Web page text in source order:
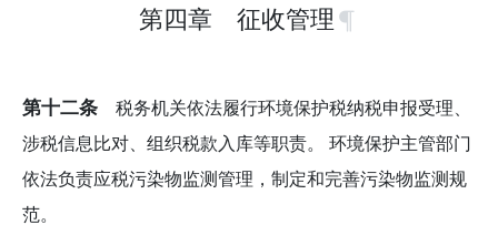
第四章 征收管理
第十二条 税务机关依法履行环境保护税纳税申报受理、
涉税信息比对、组织税款入库等职责。 环境保护主管部门
依法负责应税污染物监测管理，制定和完善污染物监测规
范。